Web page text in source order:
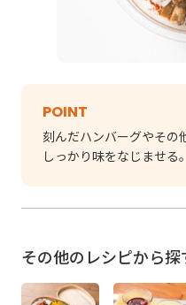
POINT
刻んだハンバーグやその
しっかり味をなじませる。
その他のレシピから探